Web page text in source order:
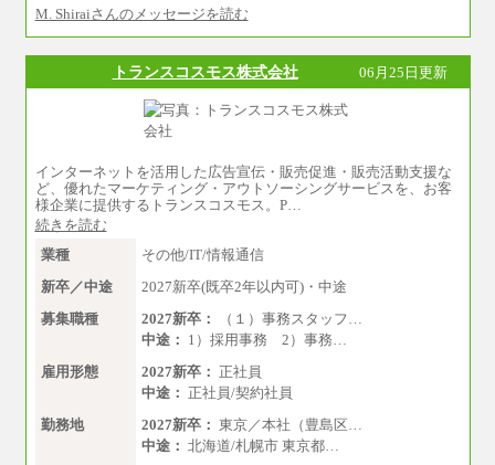
※上記に加え、所定労働時間外に勤務をし
ん。
中途：
＜募集各社・全職種共通＞
月給21万円以上～
※試用期間中の給与に変更はありません。
※経験・能力を考慮し、当社規定により決定い
たします。
M. Shiraiさんのメッセージを読む
トランスコスモス株式会社 06月25日更新
インターネットを活用した広告宣伝・販売促進・販売活動支援な
ど、優れたマーケティング・アウトソーシングサービスを、お客
様企業に提供するトランスコスモス。P…
続きを読む
業種
その他/IT/情報通信
新卒／中途
2027新卒(既卒2年以内可)・中途
募集職種
2027新卒：
（１）事務スタッフ…
中途： 1）採用事務 2）事務…
雇用形態
2027新卒： 正社員
中途： 正社員/契約社員
勤務地
2027新卒： 東京／本社（豊島区…
中途： 北海道/札幌市 東京都…